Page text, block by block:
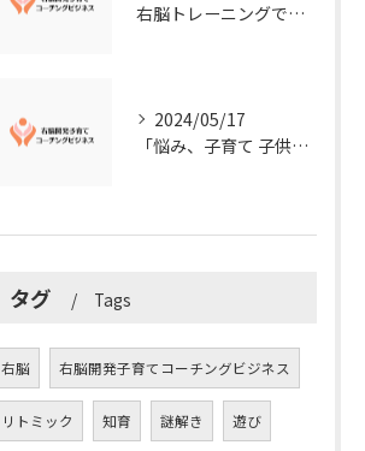
右脳トレーニングで視覚的センスを磨こう！
2024/05/17
「悩み、子育て 子供の発達」を解決する右脳開発子育てコーチングビジネス業界の魅力とは？
タグ Tags
右脳 右脳開発子育てコーチングビジネス
リトミック 知育 謎解き 遊び